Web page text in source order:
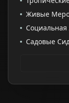
Живые
Садовые